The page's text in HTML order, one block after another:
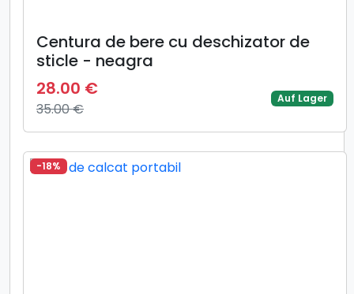
Centura de bere cu deschizator de
sticle - neagra
28.00 €
35.00 €
Auf Lager
-18%